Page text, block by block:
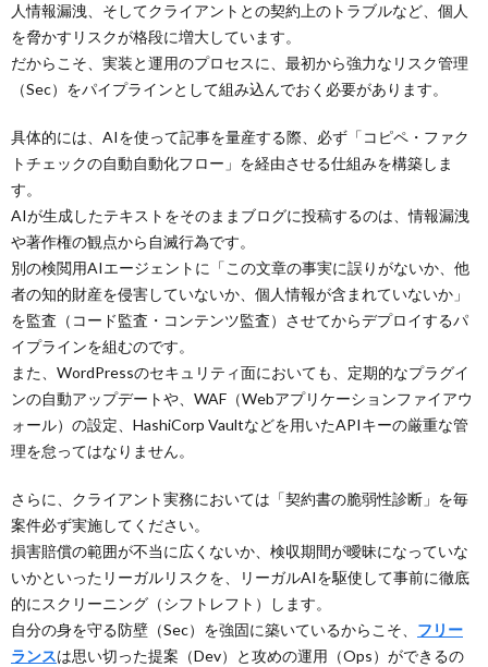
人情報漏洩、そしてクライアントとの契約上のトラブルなど、個人
を脅かすリスクが格段に増大しています。
だからこそ、実装と運用のプロセスに、最初から強力なリスク管理
（Sec）をパイプラインとして組み込んでおく必要があります。
具体的には、AIを使って記事を量産する際、必ず「コピペ・ファク
トチェックの自動自動化フロー」を経由させる仕組みを構築しま
す。
AIが生成したテキストをそのままブログに投稿するのは、情報漏洩
や著作権の観点から自滅行為です。
別の検閲用AIエージェントに「この文章の事実に誤りがないか、他
者の知的財産を侵害していないか、個人情報が含まれていないか」
を監査（コード監査・コンテンツ監査）させてからデプロイするパ
イプラインを組むのです。
また、WordPressのセキュリティ面においても、定期的なプラグイ
ンの自動アップデートや、WAF（Webアプリケーションファイアウ
ォール）の設定、HashiCorp Vaultなどを用いたAPIキーの厳重な管
理を怠ってはなりません。
さらに、クライアント実務においては「契約書の脆弱性診断」を毎
案件必ず実施してください。
損害賠償の範囲が不当に広くないか、検収期間が曖昧になっていな
いかといったリーガルリスクを、リーガルAIを駆使して事前に徹底
的にスクリーニング（シフトレフト）します。
自分の身を守る防壁（Sec）を強固に築いているからこそ、 フリー
ランスは思い切った提案（Dev）と攻めの運用（Ops）ができるの